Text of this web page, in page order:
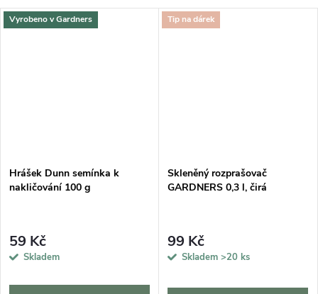
Vyrobeno v Gardners
Hrášek Dunn semínka k
nakličování 100 g
59 Kč
Skladem
Tip na dárek
Skleněný rozprašovač
GARDNERS 0,3 l, čirá
99 Kč
Skladem >20 ks